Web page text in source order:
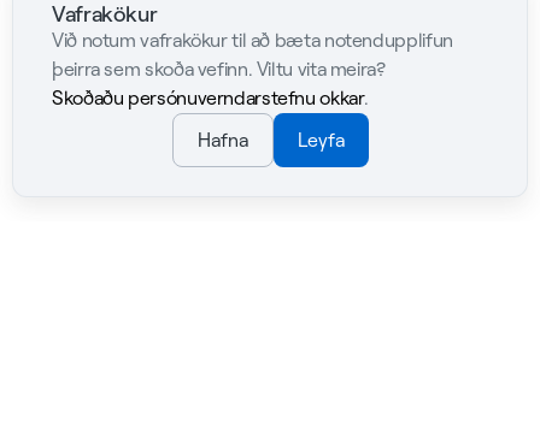
Vafrakökur
Við notum vafrakökur til að bæta notendupplifun
þeirra sem skoða vefinn. Viltu vita meira?
Skoðaðu persónuverndarstefnu okkar.
Hafna
Leyfa